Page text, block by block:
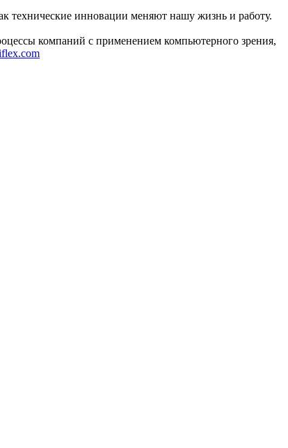
технические инновации меняют нашу жизнь и работу.
компаний с применением компьютерного зрения,